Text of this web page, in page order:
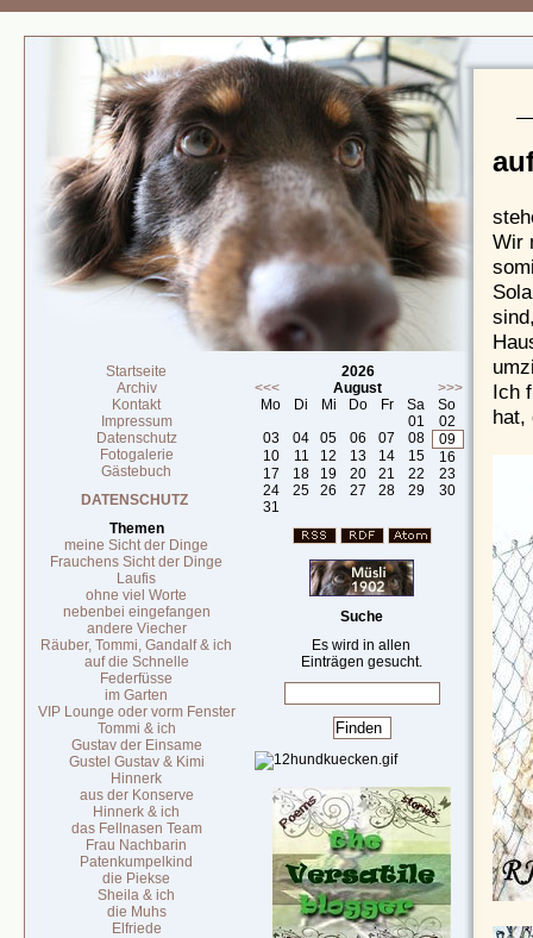
Startseite
Archiv
Kontakt
Impressum
Datenschutz
Fotogalerie
Gästebuch
DATENSCHUTZ
Themen
meine Sicht der Dinge
Frauchens Sicht der Dinge
Laufis
ohne viel Worte
nebenbei eingefangen
andere Viecher
Räuber, Tommi, Gandalf & ich
auf die Schnelle
Federfüsse
im Garten
VIP Lounge oder vorm Fenster
Tommi & ich
Gustav der Einsame
Gustel Gustav & Kimi
Hinnerk
aus der Konserve
Hinnerk & ich
das Fellnasen Team
Frau Nachbarin
Patenkumpelkind
die Piekse
Sheila & ich
die Muhs
Elfriede
2026
<<<
August
>>>
Mo
Di Mi Do Fr Sa
So
01
02
03
04 05 06 07 08
09
10
11 12 13 14 15
16
17
18 19 20 21 22
23
24
25 26 27 28 29
30
31
Suche
Es wird in allen
Einträgen gesucht.
Wir
Ich
hat,